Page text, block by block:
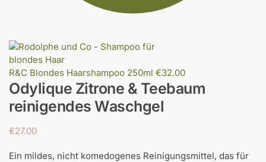
R&C Blondes Haarshampoo 250ml €32.00
Odylique Zitrone & Teebaum
reinigendes Waschgel
€27.00
Ein mildes, nicht komedogenes Reinigungsmittel, das für